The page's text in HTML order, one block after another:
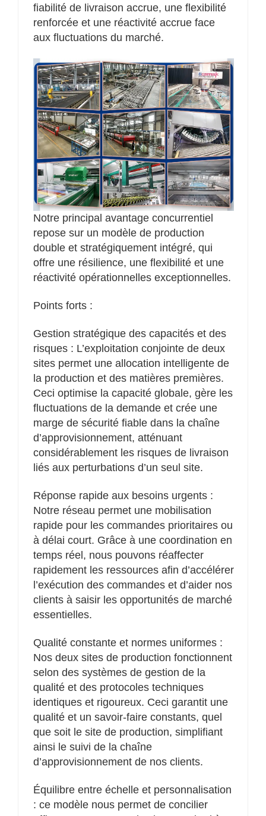
fiabilité de livraison accrue, une flexibilité
renforcée et une réactivité accrue face
aux fluctuations du marché.
Notre principal avantage concurrentiel
repose sur un modèle de production
double et stratégiquement intégré, qui
offre une résilience, une flexibilité et une
réactivité opérationnelles exceptionnelles.
Points forts :
Gestion stratégique des capacités et des
risques : L’exploitation conjointe de deux
sites permet une allocation intelligente de
la production et des matières premières.
Ceci optimise la capacité globale, gère les
fluctuations de la demande et crée une
marge de sécurité fiable dans la chaîne
d’approvisionnement, atténuant
considérablement les risques de livraison
liés aux perturbations d’un seul site.
Réponse rapide aux besoins urgents :
Notre réseau permet une mobilisation
rapide pour les commandes prioritaires ou
à délai court. Grâce à une coordination en
temps réel, nous pouvons réaffecter
rapidement les ressources afin d’accélérer
l’exécution des commandes et d’aider nos
clients à saisir les opportunités de marché
essentielles.
Qualité constante et normes uniformes :
Nos deux sites de production fonctionnent
selon des systèmes de gestion de la
qualité et des protocoles techniques
identiques et rigoureux. Ceci garantit une
qualité et un savoir-faire constants, quel
que soit le site de production, simplifiant
ainsi le suivi de la chaîne
d’approvisionnement de nos clients.
Équilibre entre échelle et personnalisation
: ce modèle nous permet de concilier